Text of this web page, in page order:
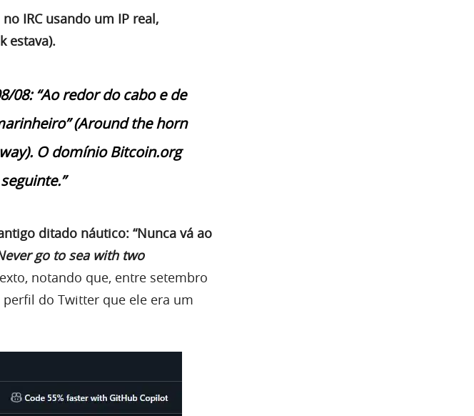
IRC usando um IP real,
estava).
08: “Ao redor do cabo e de
(Around the horn
). O domínio Bitcoin.org
ditado náutico: “Nunca vá ao
go to sea with two
notando que, entre setembro
perfil do Twitter que ele era um